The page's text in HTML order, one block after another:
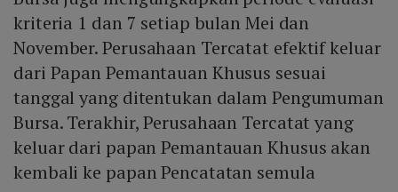
kriteria 1 dan 7 setiap bulan Mei dan
November. Perusahaan Tercatat efektif keluar
dari Papan Pemantauan Khusus sesuai
tanggal yang ditentukan dalam Pengumuman
Bursa. Terakhir, Perusahaan Tercatat yang
keluar dari papan Pemantauan Khusus akan
kembali ke papan Pencatatan semula